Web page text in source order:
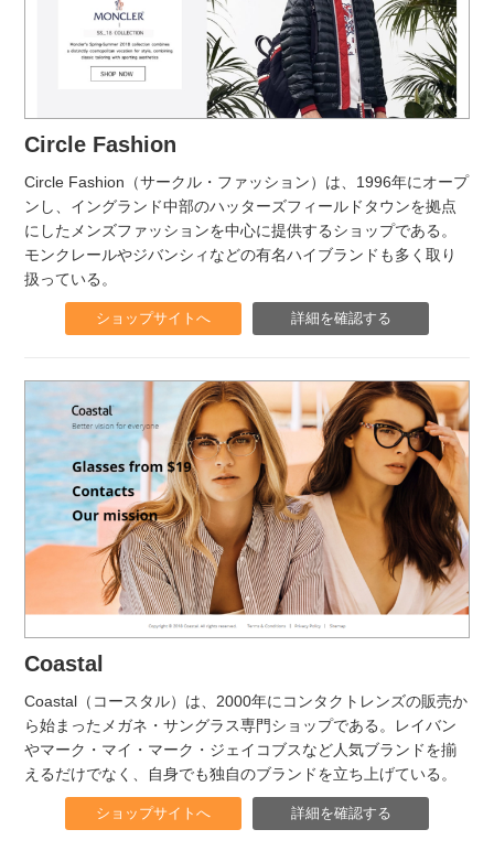
Circle Fashion
Circle Fashion（サークル・ファッション）は、1996年にオープ
ンし、イングランド中部のハッターズフィールドタウンを拠点
にしたメンズファッションを中心に提供するショップである。
モンクレールやジバンシィなどの有名ハイブランドも多く取り
扱っている。
ショップサイトへ 詳細を確認する
Coastal
Coastal（コースタル）は、2000年にコンタクトレンズの販売か
ら始まったメガネ・サングラス専門ショップである。レイバン
やマーク・マイ・マーク・ジェイコブスなど人気ブランドを揃
えるだけでなく、自身でも独自のブランドを立ち上げている。
ショップサイトへ 詳細を確認する